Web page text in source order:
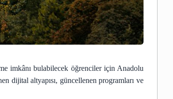
imkânı bulabilecek öğrenciler için Anadolu
dijital altyapısı, güncellenen programları ve